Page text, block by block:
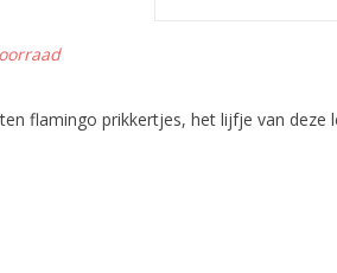
flamingo prikkertjes, het lijfje van deze